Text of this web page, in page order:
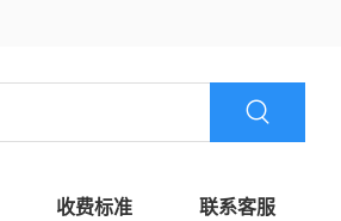
收费标准 联系客服